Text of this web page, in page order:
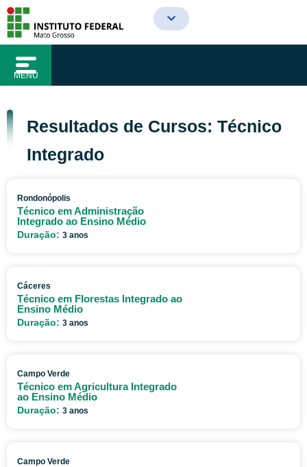
conteúdo
para
conteúdo
MENU
Resultados de Cursos: Técnico
Integrado
Rondonópolis
Técnico em Administração
Integrado ao Ensino Médio
Duração: 3 anos
Cáceres
Técnico em Florestas Integrado ao
Ensino Médio
Duração: 3 anos
Campo Verde
Técnico em Agricultura Integrado
ao Ensino Médio
Duração: 3 anos
Campo Verde